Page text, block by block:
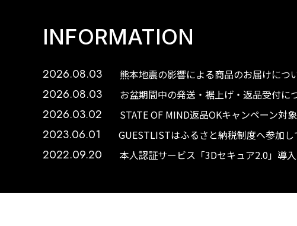
INFORMATION
2026.08.03 熊本地震の影響による商品のお届けにつ
2026.08.03 お盆期間中の発送・裾上げ・返品受付に
2026.03.02 STATE OF MIND返品OKキャンペーン対
2023.06.01 GUESTLISTはふるさと納税制度へ参加し
2022.09.20 本人認証サービス「3Dセキュア2.0」導